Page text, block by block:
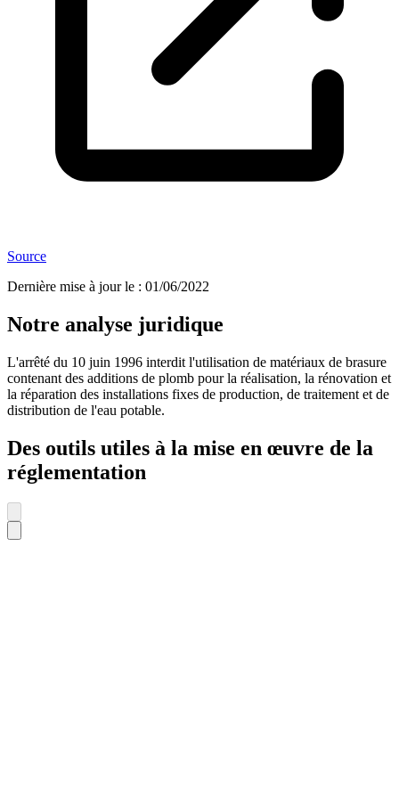
Source
Dernière mise à jour le : 01/06/2022
Notre analyse juridique
L'arrêté du 10 juin 1996 interdit l'utilisation de matériaux de brasure
contenant des additions de plomb pour la réalisation, la rénovation et
la réparation des installations fixes de production, de traitement et de
distribution de l'eau potable.
Des outils utiles à la mise en œuvre de la
réglementation